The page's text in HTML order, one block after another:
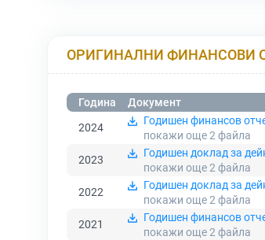
ОРИГИНАЛНИ ФИНАНСОВИ
Година
Документ
2024
Годишен финансов
покажи още 2 файла
2023
Годишен доклад за
покажи още 2 файла
2022
Годишен доклад за
покажи още 2 файла
2021
Годишен финансов
покажи още 2 файла